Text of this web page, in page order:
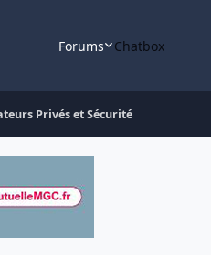
Forums Chatbox
Privés et Sécurité